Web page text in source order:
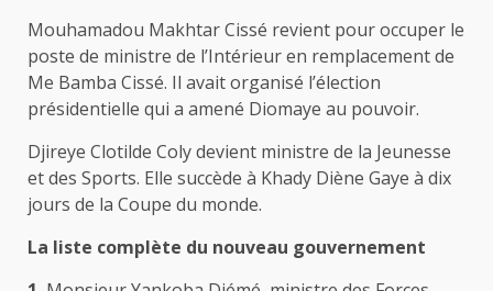
Mouhamadou Makhtar Cissé revient pour occuper le
poste de ministre de l’Intérieur en remplacement de
Me Bamba Cissé. Il avait organisé l’élection
présidentielle qui a amené Diomaye au pouvoir.
Djireye Clotilde Coly devient ministre de la Jeunesse
et des Sports. Elle succède à Khady Diène Gaye à dix
jours de la Coupe du monde.
La liste complète du nouveau gouvernement